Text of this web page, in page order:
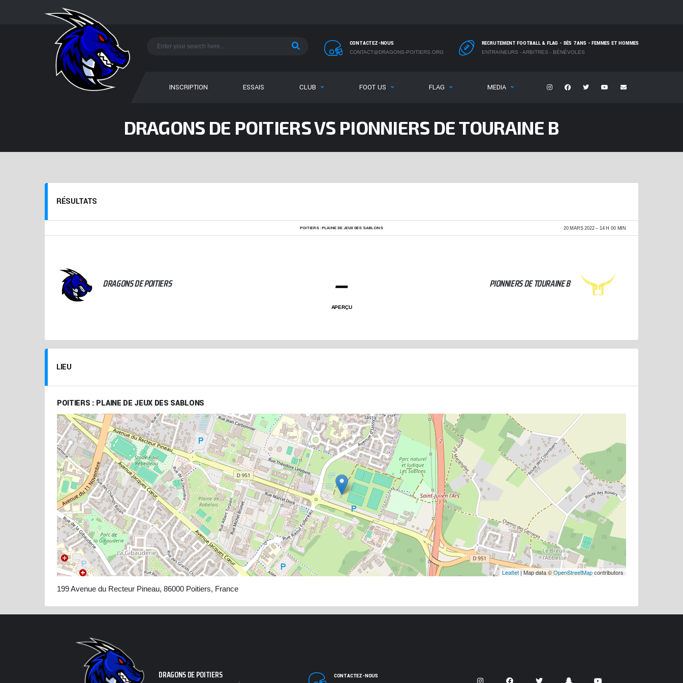
CONTACTEZ-NOUS
CONTACT@DRAGONS-POITIERS.ORG
RECRUTEMENT FOOTBALL & FLAG - DÈS 7 ANS - FEMMES ET HOMMES
ENTRAINEURS - ARBITRES - BÉNÉVOLES
INSCRIPTION ESSAIS CLUB FOOT US FLAG MEDIA
DRAGONS DE POITIERS VS PIONNIERS DE TOURAINE B
RÉSULTATS
POITIERS : PLAINE DE JEUX DES SABLONS 20 MARS 2022 14 H 00 MIN
DRAGONS DE POITIERS PIONNIERS DE TOURAINE B
–
APERÇU
LIEU
POITIERS : PLAINE DE JEUX DES SABLONS
Leaflet| Map data ©OpenStreetMapcontributors
199 Avenue du Recteur Pineau, 86000 Poitiers, France
DRAGONS DE POITIERS CONTACTEZ-NOUS